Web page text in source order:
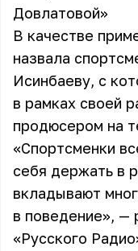
Довлатовой»
В качестве
назвала
Исинбаеву, с
в рамках своей
продюсером на
«Спортсменки
себя держать в
вкладывают
в поведение», —
«Русского